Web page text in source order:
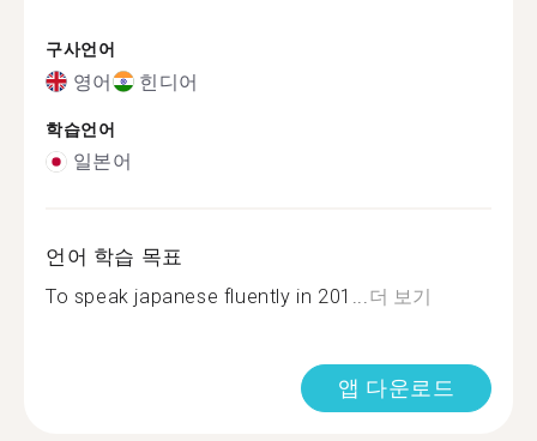
구사언어
영어 힌디어
학습언어
일본어
언어 학습 목표
To speak japanese fluently in 201...더 보기
앱 다운로드